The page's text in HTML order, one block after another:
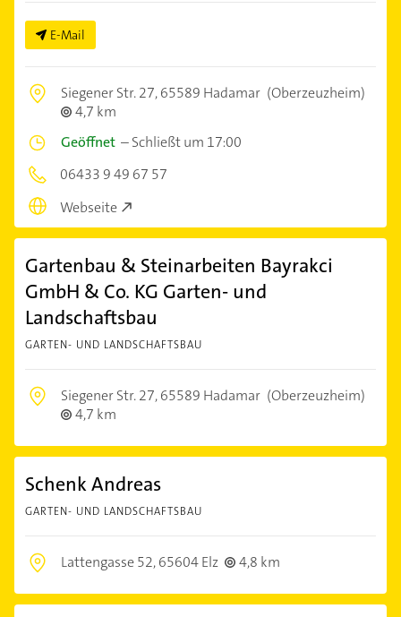
E-Mail
Siegener Str. 27,65589 Hadamar (Oberzeuzheim)
4,7 km
Geöffnet –Schließt um 17:00
06433 9 49 67 57
Webseite
Gartenbau & Steinarbeiten Bayrakci
GmbH & Co. KG Garten- und
Landschaftsbau
GARTEN- UND LANDSCHAFTSBAU
Siegener Str. 27,65589 Hadamar (Oberzeuzheim)
4,7 km
Schenk Andreas
GARTEN- UND LANDSCHAFTSBAU
Lattengasse 52,65604 Elz 4,8 km